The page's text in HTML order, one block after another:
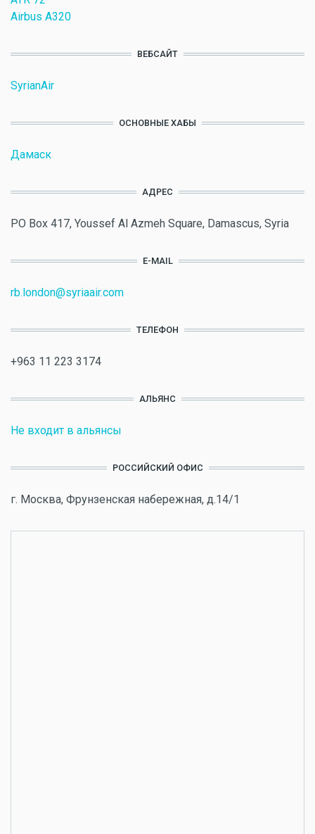
Airbus A320
ВЕБСАЙТ
SyrianAir
ОСНОВНЫЕ ХАБЫ
Дамаск
АДРЕС
PO Box 417, Youssef Al Azmeh Square, Damascus, Syria
E-MAIL
rb.london@syriaair.com
ТЕЛЕФОН
+963 11 223 3174
АЛЬЯНС
Не входит в альянсы
РОССИЙСКИЙ ОФИС
г. Москва, Фрунзенская набережная, д.14/1